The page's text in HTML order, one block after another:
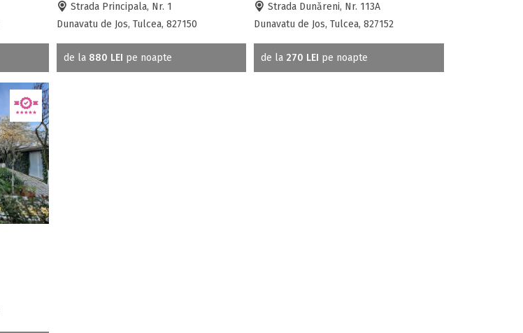
Strada Principala, Nr. 1
Dunavatu de Jos, Tulcea, 827150
de la 880 LEI pe noapte
Strada Dunăreni, Nr. 113A
Dunavatu de Jos, Tulcea, 827152
de la 270 LEI pe noapte